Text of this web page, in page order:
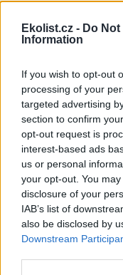
Ekolist.cz - Do
Information
If you wish to opt-out
processing of your
targeted advertising
section to confirm
opt-out request is
interest-based ads
us or personal
your opt-out. You
disclosure of your
IAB’s list of
also be disclosed by
Downstream
Martin Nawrath: I
platí, že sdílená
minulosti? Obavy z
stranu přirozené a
takové míry, že člověka
o podporu nebo pomoc
Martinem Nawrathem,
péčí o duševní zdraví
proměn životního
„Furt ve střehu.“